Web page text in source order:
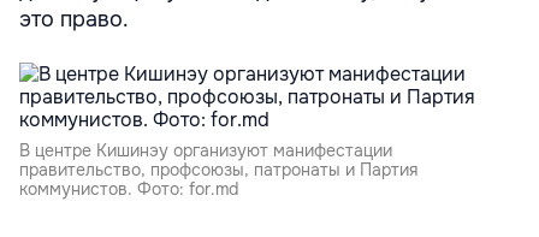
это право.
B центре Кишинэу организуют манифестации
правительство, профсоюзы, патронаты и Партия
коммунистов. Фото: for.md